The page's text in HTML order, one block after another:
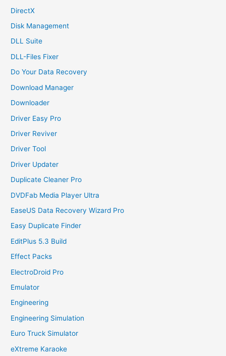
DirectX
Disk Management
DLL Suite
DLL-Files Fixer
Do Your Data Recovery
Download Manager
Downloader
Driver Easy Pro
Driver Reviver
Driver Tool
Driver Updater
Duplicate Cleaner Pro
DVDFab Media Player Ultra
EaseUS Data Recovery Wizard Pro
Easy Duplicate Finder
EditPlus 5.3 Build
Effect Packs
ElectroDroid Pro
Emulator
Engineering
Engineering Simulation
Euro Truck Simulator
eXtreme Karaoke